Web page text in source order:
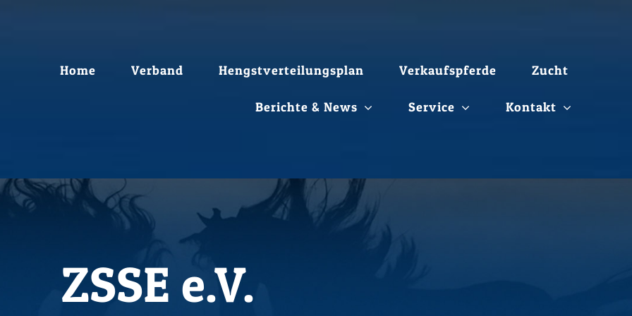
Home Verband Hengstverteilungsplan Verkaufspferde Zucht
Berichte & News Service Kontakt
ZSSE e.V.